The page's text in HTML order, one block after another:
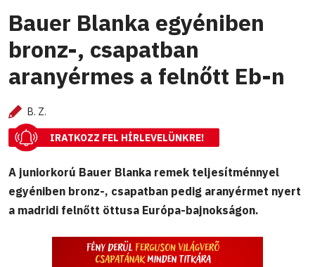
Bauer Blanka egyéniben
bronz-, csapatban
aranyérmes a felnőtt Eb-n
B. Z.
IRATKOZZ FEL HÍRLEVELÜNKRE!
A juniorkorú Bauer Blanka remek teljesítménnyel
egyéniben bronz-, csapatban pedig aranyérmet nyert
a madridi felnőtt öttusa Európa-bajnokságon.